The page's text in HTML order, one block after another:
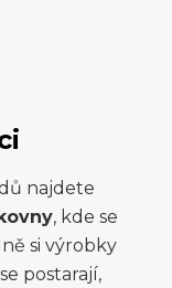
najdete
, kde se
si výrobky
postarají,